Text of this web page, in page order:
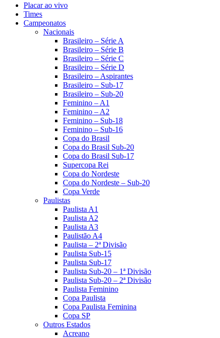
Placar ao vivo
Times
Campeonatos
Nacionais
Brasileiro – Série A
Brasileiro – Série B
Brasileiro – Série C
Brasileiro – Série D
Brasileiro – Aspirantes
Brasileiro – Sub-17
Brasileiro – Sub-20
Feminino – A1
Feminino – A2
Feminino – Sub-18
Feminino – Sub-16
Copa do Brasil
Copa do Brasil Sub-20
Copa do Brasil Sub-17
Supercopa Rei
Copa do Nordeste
Copa do Nordeste – Sub-20
Copa Verde
Paulistas
Paulista A1
Paulista A2
Paulista A3
Paulistão A4
Paulista – 2ª Divisão
Paulista Sub-15
Paulista Sub-17
Paulista Sub-20 – 1ª Divisão
Paulista Sub-20 – 2ª Divisão
Paulista Feminino
Copa Paulista
Copa Paulista Feminina
Copa SP
Outros Estados
Acreano